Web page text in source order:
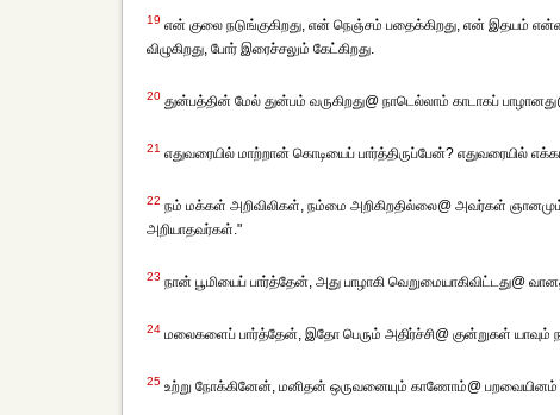
19 என் குலை நடுங்குகிறது, என் நெஞ்சம் பதைக்கிறது, என் இதயம்
விழுகிறது, போர் இரைச்சலும் கேட்கிறது.
20 துன்பத்தின் மேல் துன்பம் வருகிறது@ நாடெல்லாம் காடாகப்
21 எதுவரையில் மாற்றான் கொடியைப் பார்த்திருப்பேன்? எதுவரையில்
22 நம் மக்கள் அறிவிலிகள், நம்மை அறிகிறதில்லை@ அவர்கள்
அறியாதவர்கள்."
23 நான் பூமியைப் பார்த்தேன், அது பாழாகி
24 மலைகளைப் பார்த்தேன், இதோ பெரும் அதிர்ச்சி@ குன்றுகள் யாவும்
25 உற்று நோக்கினேன், மனிதன் ஒருவனையும் காணோம்@ பறவையினம்